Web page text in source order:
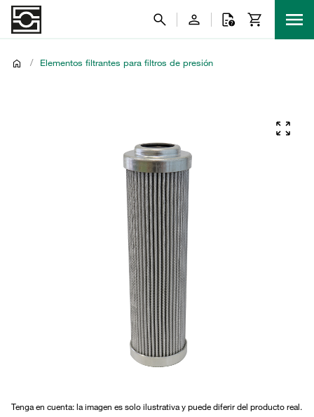
/ Elementos filtrantes para filtros de presión
Tenga en cuenta: la imagen es solo ilustrativa y puede diferir del producto real.